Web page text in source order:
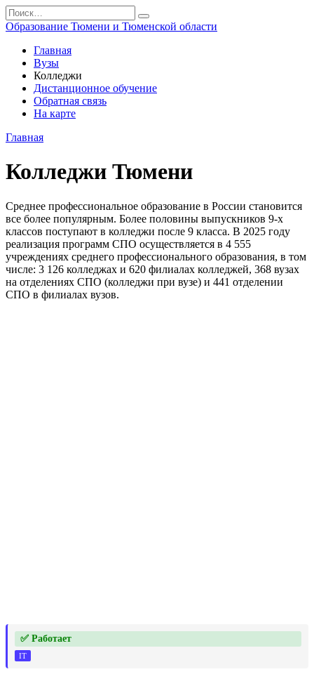
Перейти
к
содержанию
Search
for:
Образование Тюмени и Тюменской области
Главная
Вузы
Колледжи
Дистанционное обучение
Обратная связь
На карте
Главная
Колледжи Тюмени
Среднее профессиональное образование в России становится
все более популярным. Более половины выпускников 9-х
классов поступают в колледжи после 9 класса. В 2025 году
реализация программ СПО осуществляется в 4 555
учреждениях среднего профессионального образования, в том
числе: 3 126 колледжах и 620 филиалах колледжей, 368 вузах
на отделениях СПО (колледжи при вузе) и 441 отделении
СПО в филиалах вузов.
✅ Работает
IT